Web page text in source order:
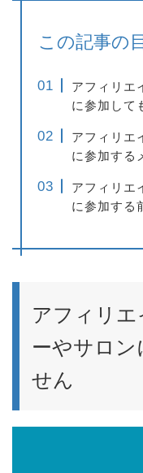
この記事の
アフィリエ
に参加して
アフィリエ
に参加する
アフィリエ
に参加する
アフィリエ
ーやサロン
せん